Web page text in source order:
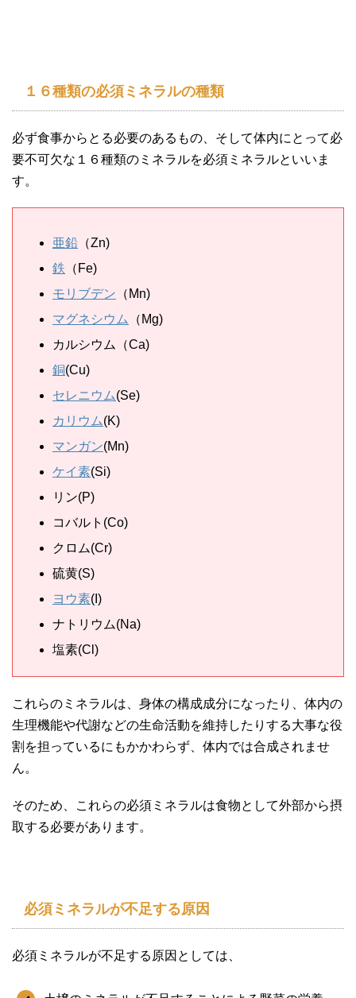
１６種類の必須ミネラルの種類
必ず食事からとる必要のあるもの、そして体内にとって必
要不可欠な１６種類のミネラルを必須ミネラルといいま
す。
亜鉛 （Zn)
鉄 （Fe)
モリブデン （Mn)
マグネシウム
（Mg)
カルシウム（Ca)
銅(Cu)
セレニウム(Se)
カリウム(K)
マンガン(Mn)
ケイ素(Si)
リン(P)
コバルト(Co)
クロム(Cr)
硫黄(S)
ヨウ素(I)
ナトリウム(Na)
塩素(Cl)
これらのミネラルは、身体の構成成分になったり、体内の
生理機能や代謝などの生命活動を維持したりする大事な役
割を担っているにもかかわらず、体内では合成されませ
ん。
そのため、これらの必須ミネラルは食物として外部から摂
取する必要があります。
必須ミネラルが不足する原因
必須ミネラルが不足する原因としては、